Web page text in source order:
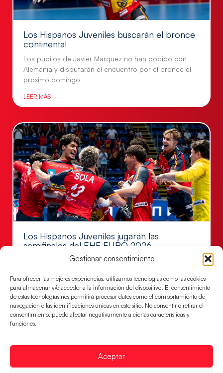
Gestionar consentimiento
Para ofrecer las mejores experiencias, utilizamos tecnologías como las cookies
para almacenar y/o acceder a la información del dispositivo. El consentimiento
de estas tecnologías nos permitirá procesar datos como el comportamiento de
navegación o las identificaciones únicas en este sitio. No consentir o retirar el
consentimiento, puede afectar negativamente a ciertas características y
funciones.
Aceptar
Los Hispanos Juveniles buscarán el bronce
continental
Los pupilos de Javier Márquez no han podido con
Alemania y disputarán el encuentro por el bronce el
próximo domingo
LEER MÁS
Los Hispanos Juveniles jugarán las
semifinales del EHF EURO 2026
Los pupilos de Javier Márquez se han llevado el
jugarán las semifinales
LEER MÁS